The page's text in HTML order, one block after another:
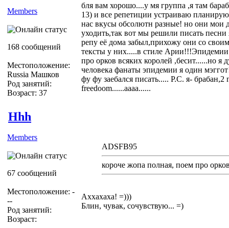
Members
168 сообщений
Местоположение:
Russia Машков
Род занятий:
Возраст: 37
бля вам хорошо....у мя группа ,я там
13) и все репетиции устраиваю
нас вкусы обсолютн разные! но они мои
уходить,так вот мы решили писать песни
репу её дома забыл,прихожу они со
тексты у них.....в стиле
про орков всяких королей ,бесит......но
человека фанаты эпидемии я один
фу фу заебался писать..... Р.С. я- брабан,2
freedoom......аааа......
Hhh
Members
67 сообщений
Местоположение: -
--
Род занятий:
Возраст:
ADSFB95
короче жопа полная, поем про
Аххахаха! =)))
Блин, чувак, сочувствую... =)